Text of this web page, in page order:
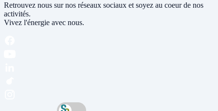
Retrouvez nous sur nos réseaux sociaux et soyez au coeur de nos
activités.
Vivez l'énergie avec nous.